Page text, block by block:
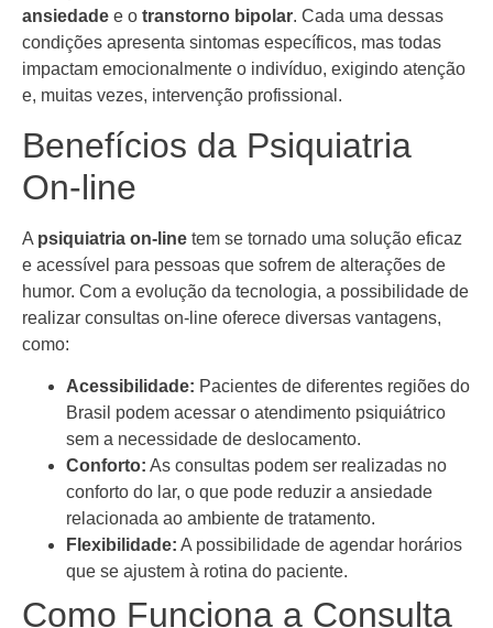
ansiedade e o transtorno bipolar. Cada uma dessas
condições apresenta sintomas específicos, mas todas
impactam emocionalmente o indivíduo, exigindo atenção
e, muitas vezes, intervenção profissional.
Benefícios da Psiquiatria
On-line
A psiquiatria on-line tem se tornado uma solução eficaz
e acessível para pessoas que sofrem de alterações de
humor. Com a evolução da tecnologia, a possibilidade de
realizar consultas on-line oferece diversas vantagens,
como:
Acessibilidade: Pacientes de diferentes regiões do
Brasil podem acessar o atendimento psiquiátrico
sem a necessidade de deslocamento.
Conforto: As consultas podem ser realizadas no
conforto do lar, o que pode reduzir a ansiedade
relacionada ao ambiente de tratamento.
Flexibilidade: A possibilidade de agendar horários
que se ajustem à rotina do paciente.
Como Funciona a Consulta